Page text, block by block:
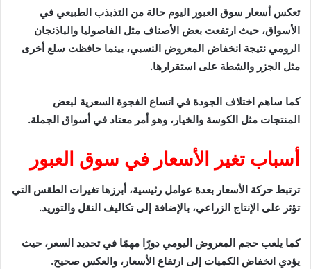
تعكس أسعار سوق العبور اليوم حالة من التذبذب الطبيعي في
الأسواق، حيث ارتفعت بعض الأصناف مثل الفاصوليا والباذنجان
الرومي نتيجة انخفاض المعروض النسبي، بينما حافظت سلع أخرى
مثل الجزر والشطة على استقرارها.
كما ساهم اختلاف الجودة في اتساع الفجوة السعرية لبعض
المنتجات مثل الكوسة والخيار، وهو أمر معتاد في أسواق الجملة.
أسباب تغير الأسعار في سوق العبور
ترتبط حركة الأسعار بعدة عوامل رئيسية، أبرزها تغيرات الطقس التي
تؤثر على الإنتاج الزراعي، بالإضافة إلى تكاليف النقل والتوريد.
كما يلعب حجم المعروض اليومي دورًا مهمًا في تحديد السعر، حيث
يؤدي انخفاض الكميات إلى ارتفاع الأسعار، والعكس صحيح.